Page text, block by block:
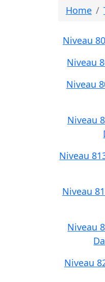
Home
Niveau
Niveau
Niveau
Niveau
Niveau
Niveau
Niveau
Niveau